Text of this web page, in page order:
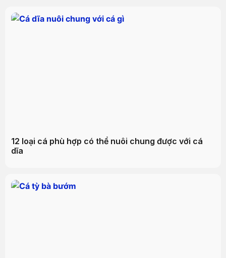
12 loại cá phù hợp có thể nuôi chung được với cá
dĩa